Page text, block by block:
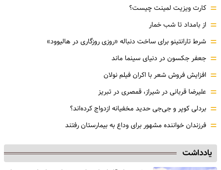
= کارت ویزیت لمینت چیست؟
= از بامداد تا شب خمار
= شرط تارانتینو برای ساخت دنباله «روزی روزگاری در هالیوود»
= جعفر جکسون در دنیای سینما ماند
= افزایش فروش شعر با اکران فیلم نولان
= علیرضا قربانی در شیراز، قمصری در تبریز
= بردلی کوپر و جی‌جی حدید مخفیانه ازدواج کرده‌اند؟
= فرزندان خواننده مشهور برای وداع به بیمارستان رفتند
یادداشت